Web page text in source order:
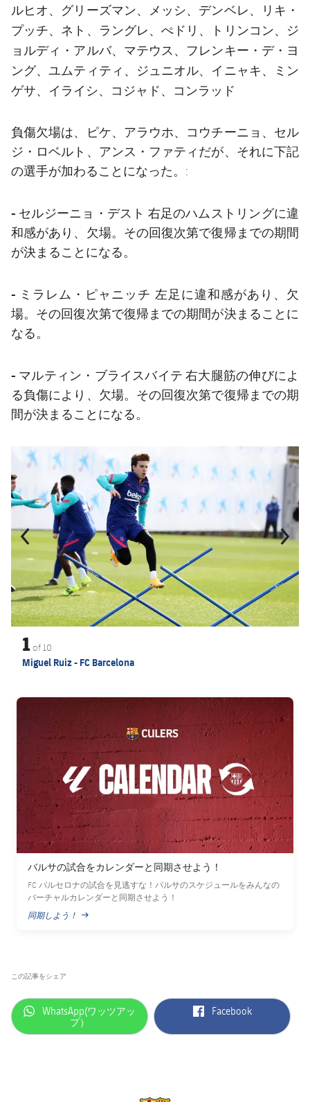
ルヒオ、グリーズマン、メッシ、デンベレ、リキ・
プッチ、ネト、ラングレ、ぺドリ、トリンコン、ジ
ョルディ・アルバ、マテウス、フレンキー・デ・ヨ
ング、ユムティティ、ジュニオル、イニャキ、ミン
ゲサ、イライシ、コジャド、コンラッド
負傷欠場は、ピケ、アラウホ、コウチーニョ、セル
ジ・ロベルト、アンス・ファティだが、それに下記
の選手が加わることになった。:
- セルジーニョ・デスト 右足のハムストリングに違
和感があり、欠場。その回復次第で復帰までの期間
が決まることになる。
- ミラレム・ピャニッチ 左足に違和感があり、欠
場。その回復次第で復帰までの期間が決まることに
なる。
- マルティン・ブライスバイテ右大腿筋の伸びによ
る負傷により、欠場。その回復次第で復帰までの期
間が決まることになる。
label.aria.chevronleft
1 of 10
Miguel Ruiz - FC Barcelona
FC Barcelona club badge
バルサの試合をカレンダーと同期させよう！
FC バルセロナの試合を見逃すな！バルサのスケジュールをみんなの
バーチャルカレンダーと同期させよう！
同期しよう！
PUBLISHED NEWS
この記事をシェア
label.aria.whatsapp
WhatsApp(ワッツアッ
プ）
label.aria.facebook
Facebook